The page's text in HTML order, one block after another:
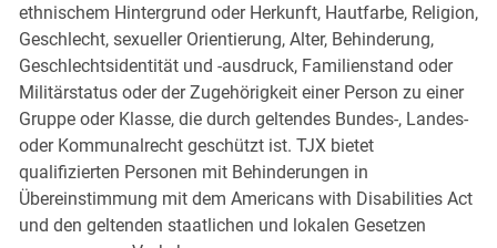
ethnischem Hintergrund oder Herkunft, Hautfarbe, Religion,
Geschlecht, sexueller Orientierung, Alter, Behinderung,
Geschlechtsidentität und -ausdruck, Familienstand oder
Militärstatus oder der Zugehörigkeit einer Person zu einer
Gruppe oder Klasse, die durch geltendes Bundes-, Landes-
oder Kommunalrecht geschützt ist. TJX bietet
qualifizierten Personen mit Behinderungen in
Übereinstimmung mit dem Americans with Disabilities Act
und den geltenden staatlichen und lokalen Gesetzen